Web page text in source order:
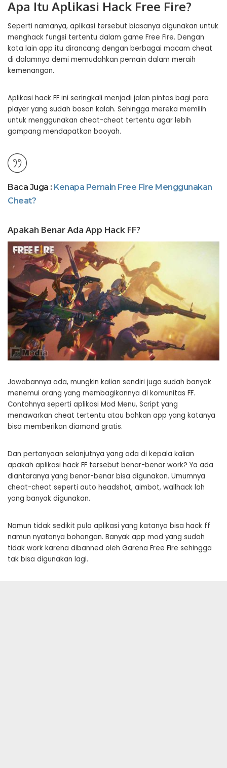
Apa Itu Aplikasi Hack Free Fire?
Seperti namanya, aplikasi tersebut biasanya digunakan untuk
menghack fungsi tertentu dalam game Free Fire. Dengan
kata lain app itu dirancang dengan berbagai macam cheat
di dalamnya demi memudahkan pemain dalam meraih
kemenangan.
Aplikasi hack FF ini seringkali menjadi jalan pintas bagi para
player yang sudah bosan kalah. Sehingga mereka memilih
untuk menggunakan cheat-cheat tertentu agar lebih
gampang mendapatkan booyah.
Baca Juga : Kenapa Pemain Free Fire Menggunakan
Cheat?
Apakah Benar Ada App Hack FF?
Jawabannya ada, mungkin kalian sendiri juga sudah banyak
menemui orang yang membagikannya di komunitas FF.
Contohnya seperti aplikasi Mod Menu, Script yang
menawarkan cheat tertentu atau bahkan app yang katanya
bisa memberikan diamond gratis.
Dan pertanyaan selanjutnya yang ada di kepala kalian
apakah aplikasi hack FF tersebut benar-benar work? Ya ada
diantaranya yang benar-benar bisa digunakan. Umumnya
cheat-cheat seperti auto headshot, aimbot, wallhack lah
yang banyak digunakan.
Namun tidak sedikit pula aplikasi yang katanya bisa hack ff
namun nyatanya bohongan. Banyak app mod yang sudah
tidak work karena dibanned oleh Garena Free Fire sehingga
tak bisa digunakan lagi.